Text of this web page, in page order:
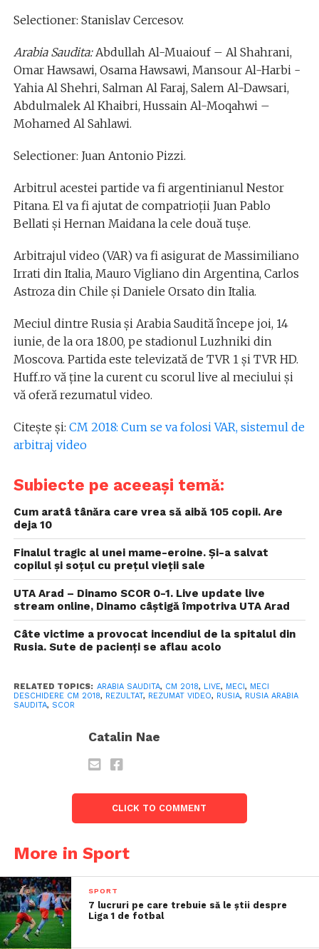
Selectioner: Stanislav Cercesov.
Arabia Saudita:Abdullah Al-Muaiouf – Al Shahrani,
Omar Hawsawi, Osama Hawsawi, Mansour Al-Harbi -
Yahia Al Shehri, Salman Al Faraj, Salem Al-Dawsari,
Abdulmalek Al Khaibri, Hussain Al-Moqahwi –
Mohamed Al Sahlawi.
Selectioner: Juan Antonio Pizzi.
Arbitrul acestei partide va fi argentinianul Nestor
Pitana. El va fi ajutat de compatrioții Juan Pablo
Bellati și Hernan Maidana la cele două tușe.
Arbitrajul video (VAR) va fi asigurat de Massimiliano
Irrati din Italia, Mauro Vigliano din Argentina, Carlos
Astroza din Chile și Daniele Orsato din Italia.
Meciul dintre Rusia și Arabia Saudită începe joi, 14
iunie, de la ora 18.00, pe stadionul Luzhniki din
Moscova. Partida este televizată de TVR 1 și TVR HD.
Huff.ro vă ține la curent cu scorul live al meciului și
vă oferă rezumatul video.
Citește și: CM 2018: Cum se va folosi VAR, sistemul de
arbitraj video
Subiecte pe aceeași temă:
Cum aratâ tânăra care vrea să aibă 105 copii. Are
deja 10
Finalul tragic al unei mame-eroine. Și-a salvat
copilul și soțul cu prețul vieții sale
UTA Arad – Dinamo SCOR 0-1. Live update live
stream online, Dinamo câștigă împotriva UTA Arad
Câte victime a provocat incendiul de la spitalul din
Rusia. Sute de pacienți se aflau acolo
RELATED TOPICS: ARABIA SAUDITA, CM 2018, LIVE, MECI, MECI
DESCHIDERE CM 2018, REZULTAT, REZUMAT VIDEO, RUSIA, RUSIA ARABIA
SAUDITA, SCOR
Catalin Nae
CLICK TO COMMENT
More in Sport
SPORT
7 lucruri pe care trebuie să le știi despre
Liga 1 de fotbal